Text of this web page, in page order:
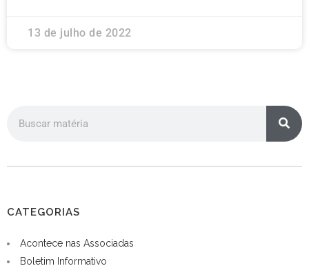
13 de julho de 2022
CATEGORIAS
Acontece nas Associadas
Boletim Informativo